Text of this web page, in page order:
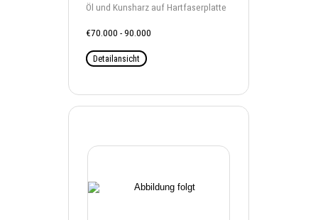
Öl und Kunsharz auf Hartfaserplatte
€70.000 - 90.000
Detailansicht